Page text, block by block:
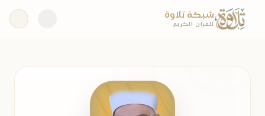
شبكة تلاوة
للقرآن الكريم